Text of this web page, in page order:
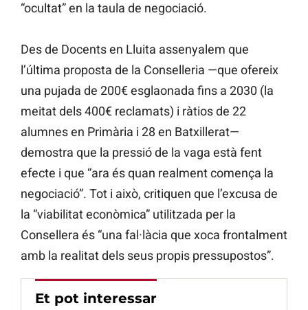
“ocultat” en la taula de negociació.
Des de Docents en Lluita assenyalem que
l’última proposta de la Conselleria —que ofereix
una pujada de 200€ esglaonada fins a 2030 (la
meitat dels 400€ reclamats) i ràtios de 22
alumnes en Primària i 28 en Batxillerat—
demostra que la pressió de la vaga està fent
efecte i que “ara és quan realment comença la
negociació”. Tot i això, critiquen que l’excusa de
la “viabilitat econòmica” utilitzada per la
Consellera és “una fal·làcia que xoca frontalment
amb la realitat dels seus propis pressupostos”.
Et pot interessar